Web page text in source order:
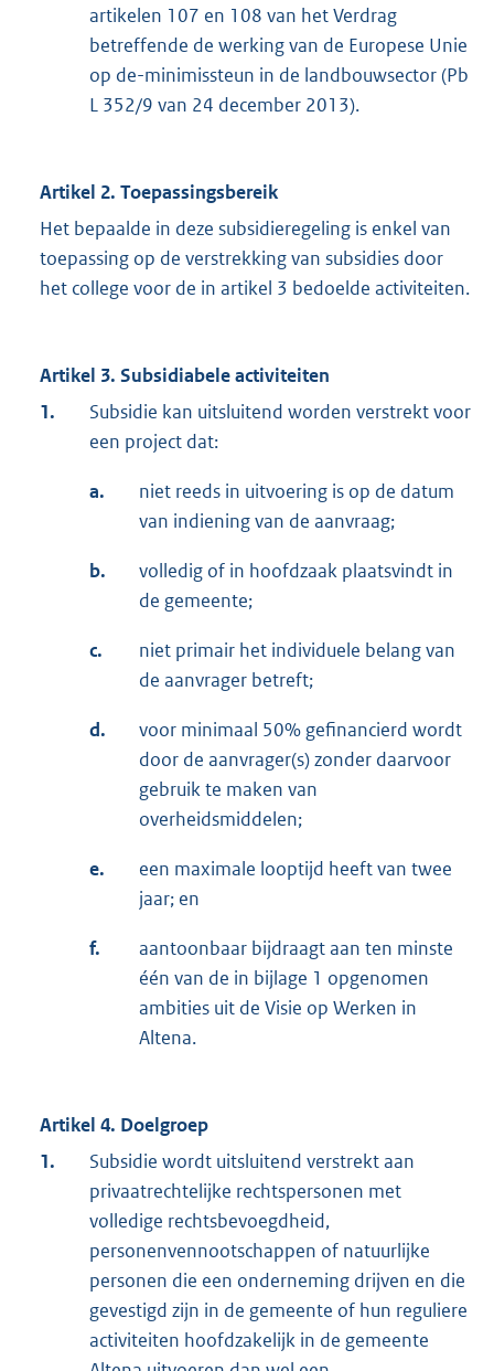
artikelen 107 en 108 van het Verdrag
betreffende de werking van de Europese Unie
op de-minimissteun in de landbouwsector (Pb
L 352/9 van 24 december 2013).
Artikel 2. Toepassingsbereik
Het bepaalde in deze subsidieregeling is enkel van
toepassing op de verstrekking van subsidies door
het college voor de in artikel 3 bedoelde activiteiten.
Artikel 3. Subsidiabele activiteiten
1.
Subsidie kan uitsluitend worden verstrekt voor
een project dat:
a.
niet reeds in uitvoering is op de datum
van indiening van de aanvraag;
b.
volledig of in hoofdzaak plaatsvindt in
de gemeente;
c.
niet primair het individuele belang van
de aanvrager betreft;
d.
voor minimaal 50% gefinancierd wordt
door de aanvrager(s) zonder daarvoor
gebruik te maken van
overheidsmiddelen;
e.
een maximale looptijd heeft van twee
jaar; en
f.
aantoonbaar bijdraagt aan ten minste
één van de in bijlage 1 opgenomen
ambities uit de Visie op Werken in
Altena.
Artikel 4. Doelgroep
1.
Subsidie wordt uitsluitend verstrekt aan
privaatrechtelijke rechtspersonen met
volledige rechtsbevoegdheid,
personenvennootschappen of natuurlijke
personen die een onderneming drijven en die
gevestigd zijn in de gemeente of hun reguliere
activiteiten hoofdzakelijk in de gemeente